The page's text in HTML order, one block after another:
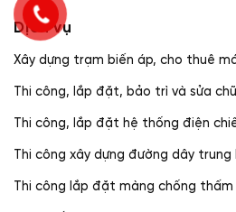
Dịch vụ
Xây dựng trạm biến áp, cho thuê
Thi công, lắp đặt, bảo trì và sửa
Thi công, lắp đặt hệ thống điện
Thi công xây dựng đường dây trung
Thi công lắp đặt màng chống thấm